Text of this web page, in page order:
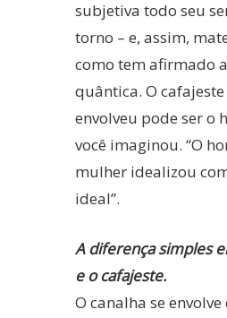
subjetiva todo seu
torno – e, assim,
como tem afirmado
quântica. O cafajeste
envolveu pode ser o
você imaginou. “O
mulher idealizou
ideal”.
A diferença simples
e o cafajeste.
O canalha se